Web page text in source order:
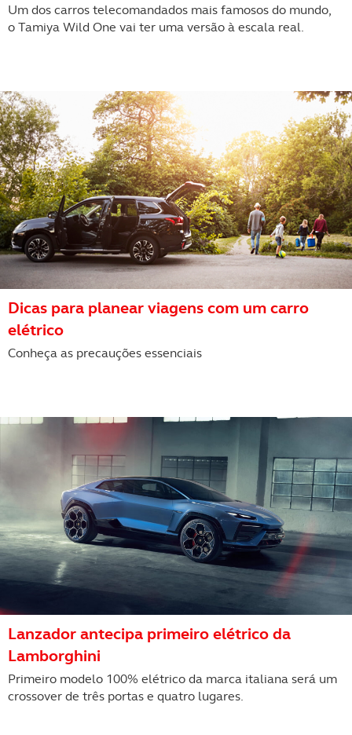
Um dos carros telecomandados mais famosos do mundo,
o Tamiya Wild One vai ter uma versão à escala real.
Dicas para planear viagens com um carro
elétrico
Conheça as precauções essenciais
Lanzador antecipa primeiro elétrico da
Lamborghini
Primeiro modelo 100% elétrico da marca italiana será um
crossover de três portas e quatro lugares.